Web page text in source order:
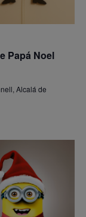
Papá Noel
Alcalá de